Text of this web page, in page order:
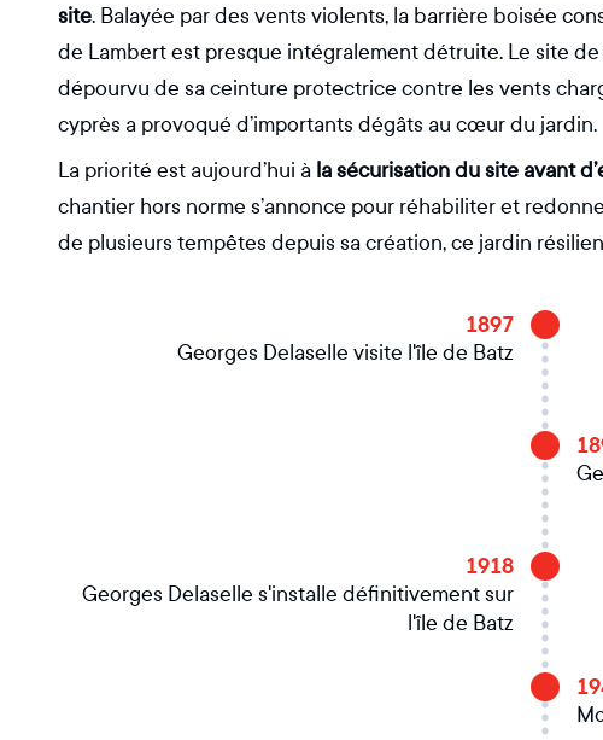
site. Balayée par des vents violents, la barrière boisée
de Lambert est presque intégralement détruite. Le site
dépourvu de sa ceinture protectrice contre les vents
cyprès a provoqué d’importants dégâts au cœur du jardin.
La priorité est aujourd’hui à la sécurisation du site avant
chantier hors norme s’annonce pour réhabiliter et
de plusieurs tempêtes depuis sa création, ce jardin
1897
Georges Delaselle visite l'île de Batz
1918
Georges Delaselle s'installe définitivement sur
l'île de Batz